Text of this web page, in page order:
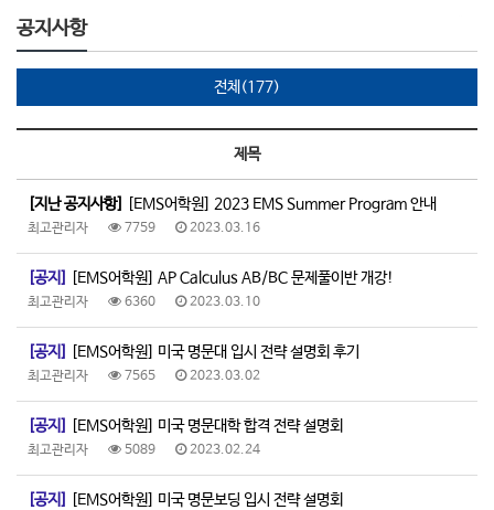
공지사항
전체(177)
제목
[지난 공지사항] [EMS어학원] 2023 EMS Summer Program 안내
최고관리자 7759 2023.03.16
[공지] [EMS어학원] AP Calculus AB/BC 문제풀이반 개강!
최고관리자 6360 2023.03.10
[공지] [EMS어학원] 미국 명문대 입시 전략 설명회 후기
최고관리자 7565 2023.03.02
[공지] [EMS어학원] 미국 명문대학 합격 전략 설명회
최고관리자 5089 2023.02.24
[공지] [EMS어학원] 미국 명문보딩 입시 전략 설명회